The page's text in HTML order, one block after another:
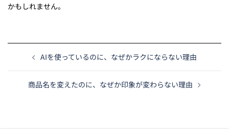
かもしれません。
AIを使っているのに、なぜかラクにならない理由
商品名を変えたのに、なぜか印象が変わらない理由